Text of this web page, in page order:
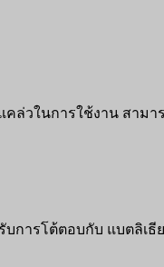
ล่วในการใช้งาน สามา
ารโต้ตอบกับ แบตลิเ